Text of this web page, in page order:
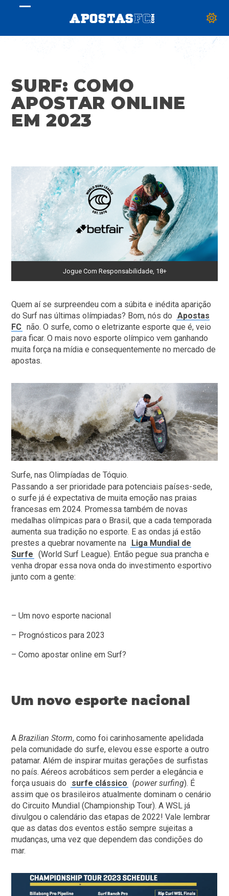
SURF: COMO
APOSTAR ONLINE
EM 2023
Jogue Com Responsabilidade, 18+
Quem aí se surpreendeu com a súbita e inédita aparição
do Surf nas últimas olímpiadas? Bom, nós do
Apostas
FC não. O surfe, como o eletrizante esporte que é, veio
para ficar. O mais novo esporte olímpico vem ganhando
muita força na mídia e consequentemente no mercado de
apostas.
Surfe, nas Olimpíadas de Tóquio.
Passando a ser prioridade para potenciais países-sede,
o surfe já é expectativa de muita emoção nas praias
francesas em 2024. Promessa também de novas
medalhas olímpicas para o Brasil, que a cada temporada
aumenta sua tradição no esporte. E as ondas já estão
prestes a quebrar novamente na Liga Mundial de
Surfe (World Surf League). Então pegue sua prancha e
venha dropar essa nova onda do investimento esportivo
junto com a gente:
– Um novo esporte nacional
– Prognósticos para 2023
– Como apostar online em Surf?
Um novo esporte nacional
ABrazilian Storm, como foi carinhosamente apelidada
pela comunidade do surfe, elevou esse esporte a outro
patamar. Além de inspirar muitas gerações de surfistas
no país. Aéreos acrobáticos sem perder a elegância e
força usuais do
surfe clássico (power surfing). É
assim que os brasileiros atualmente dominam o cenário
do Circuito Mundial (Championship Tour). A WSL já
divulgou o calendário das etapas de 2022! Vale lembrar
que as datas dos eventos estão sempre sujeitas a
mudanças, uma vez que dependem das condições do
mar.